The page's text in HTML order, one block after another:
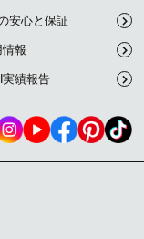
安心と保証
報
実績報告